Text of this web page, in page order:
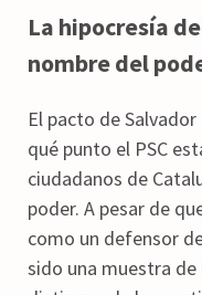
La hipocresía
nombre del
El pacto de
qué punto el PSC
ciudadanos de
poder. A pesar de
como un defensor
sido una muestra de